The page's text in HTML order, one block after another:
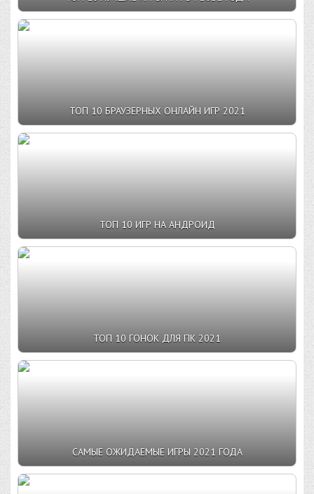
ТОП 10 БРАУЗЕРНЫХ ОНЛАЙН ИГР 2021
ТОП 10 ИГР НА АНДРОИД
ТОП 10 ГОНОК ДЛЯ ПК 2021
САМЫЕ ОЖИДАЕМЫЕ ИГРЫ 2021 ГОДА